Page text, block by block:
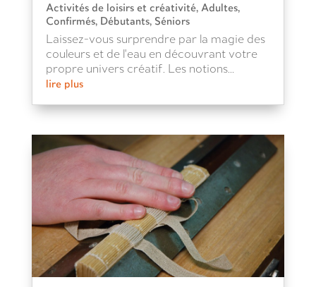
Activités de loisirs et créativité, Adultes,
Confirmés, Débutants, Séniors
Laissez-vous surprendre par la magie des
couleurs et de l'eau en découvrant votre
propre univers créatif. Les notions...
lire plus